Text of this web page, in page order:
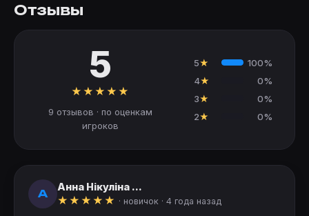
Отзывы
5
★ ★ ★ ★ ★
9 отзывов · по оценкам
игроков
5★
100%
4★
0%
3★
0%
2★ 0%
А
Анна Нікуліна ...
★ ★ ★ ★ ★ · новичок · 4 года назад